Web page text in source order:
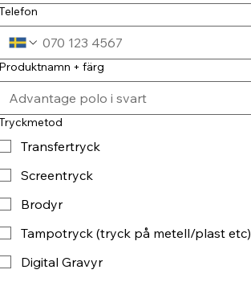
+ färg
Transfertryck
Screentryck
Brodyr
Tampotryck (tryck på metell/plast etc)
Digital Gravyr